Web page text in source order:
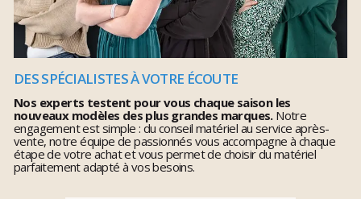
DES SPÉCIALISTES À VOTRE ÉCOUTE
Nos experts testent pour vous chaque saison les
nouveaux modèles des plus grandes marques.Notre
engagement est simple : du conseil matériel au service après-
vente, notre équipe de passionnés vous accompagne à chaque
étape de votre achat et vous permet de choisir du matériel
parfaitement adapté à vos besoins.